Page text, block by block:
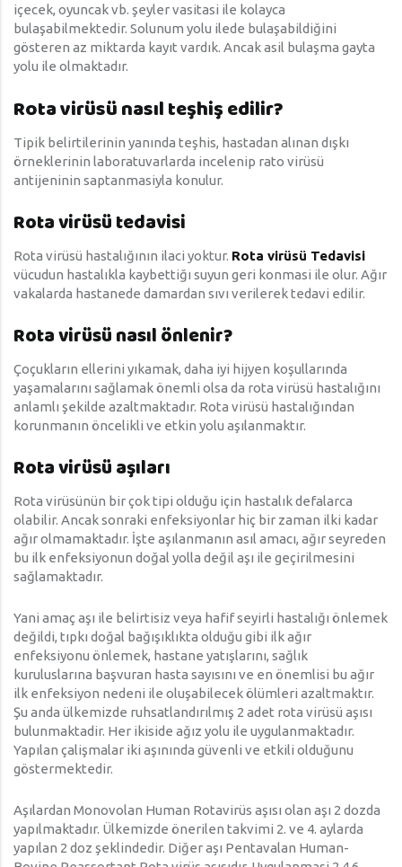
içecek, oyuncak vb. şeyler vasitasi ile kolayca
bulaşabilmektedir. Solunum yolu ilede bulaşabildiğini
gösteren az miktarda kayıt vardık. Ancak asil bulaşma gayta
yolu ile olmaktadır.
Rota virüsü nasıl teşhiş edilir?
Tipik belirtilerinin yanında teşhis, hastadan alınan dışkı
örneklerinin laboratuvarlarda incelenip rato virüsü
antijeninin saptanmasiyla konulur.
Rota virüsü tedavisi
Rota virüsü hastalığının ilaci yoktur. Rota virüsü Tedavisi
vücudun hastalıkla kaybettiğı suyun geri konmasi ile olur. Ağır
vakalarda hastanede damardan sıvı verilerek tedavi edilir.
Rota virüsü nasıl önlenir?
Çoçukların ellerini yıkamak, daha iyi hijyen koşullarında
yaşamalarını sağlamak önemli olsa da rota virüsü hastalığını
anlamlı şekilde azaltmaktadır. Rota virüsü hastalığından
korunmanın öncelikli ve etkin yolu aşılanmaktır.
Rota virüsü aşıları
Rota virüsünün bir çok tipi olduğu için hastalık defalarca
olabilir. Ancak sonraki enfeksiyonlar hiç bir zaman ilki kadar
ağır olmamaktadır. İşte aşılanmanın asıl amacı, ağır seyreden
bu ilk enfeksiyonun doğal yolla değil aşı ile geçirilmesini
sağlamaktadır.
Yani amaç aşı ile belirtisiz veya hafif seyirli hastalığı önlemek
değildi, tıpkı doğal bağışıklıkta olduğu gibi ilk ağır
enfeksiyonu önlemek, hastane yatışlarını, sağlık
kuruluslarına başvuran hasta sayısını ve en önemlisi bu ağır
ilk enfeksiyon nedeni ile oluşabilecek ölümleri azaltmaktır.
Şu anda ülkemizde ruhsatlandırılmış 2 adet rota virüsü aşısı
bulunmaktadir. Her ikiside ağız yolu ile uygulanmaktadır.
Yapılan çalişmalar iki aşınında güvenli ve etkili olduğunu
göstermektedir.
Aşılardan Monovolan Human Rotavirüs aşısı olan aşı 2 dozda
yapılmaktadır. Ülkemizde önerilen takvimi 2. ve 4. aylarda
yapılan 2 doz şeklindedir. Diğer aşı Pentavalan Human-